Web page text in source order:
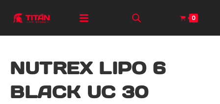
0
NUTREX LIPO 6
BLACK UC 30